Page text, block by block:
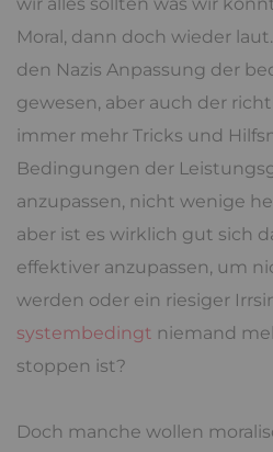
Moral, dann doch wieder
den Nazis Anpassung der
gewesen, aber auch der
immer mehr Tricks und
Bedingungen der
anzupassen, nicht wenige
aber ist es wirklich gut sich
effektiver anzupassen, um
werden oder ein riesiger
systembedingt niemand
stoppen ist?
Doch manche wollen